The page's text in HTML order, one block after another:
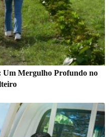
Um Mergulho Profundo no